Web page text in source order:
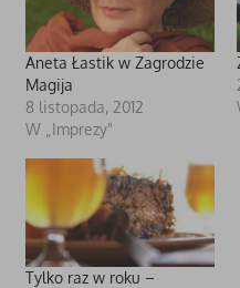
Aneta Łastik w Zagrodzie
Magija
8 listopada, 2012
W „Imprezy"
Tylko raz w roku –